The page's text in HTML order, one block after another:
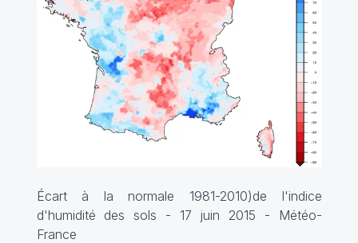
Écart à la normale 1981-2010)de l'indice
d'humidité des sols - 17 juin 2015 - Météo-
France